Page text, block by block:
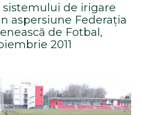
sistemului de irigare
aspersiune Federația
de Fotbal,
2011